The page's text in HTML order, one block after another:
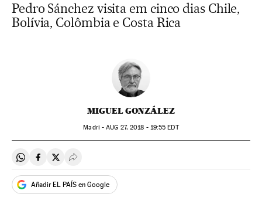
Pedro Sánchez visita em cinco dias Chile,
Bolívia, Colômbia e Costa Rica
MIGUEL GONZÁLEZ
Madri -AUG 27, 2018 - 19:55 EDT
Compartir en Whatsapp
Compartir en Facebook
Compartir en Twitter
Desplegar Redes Sociales
Añadir EL PAÍS en Google